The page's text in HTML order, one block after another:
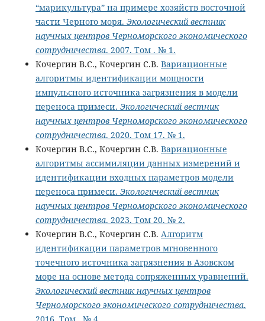
“марикультура” на примере хозяйств восточной
части Черного моря. Экологический вестник
научных центров Черноморского экономического
сотрудничества. 2007. Том . № 1.
Кочергин В.С., Кочергин С.В. Вариационные
алгоритмы идентификации мощности
импульсного источника загрязнения в модели
переноса примеси. Экологический вестник
научных центров Черноморского экономического
сотрудничества. 2020. Том 17. № 1.
Кочергин В.С., Кочергин С.В. Вариационные
алгоритмы ассимиляции данных измерений и
идентификации входных параметров модели
переноса примеси. Экологический вестник
научных центров Черноморского экономического
сотрудничества. 2023. Том 20. № 2.
Кочергин В.С., Кочергин С.В. Алгоритм
идентификации параметров мгновенного
точечного источника загрязнения в Азовском
море на основе метода сопряженных уравнений.
Экологический вестник научных центров
Черноморского экономического сотрудничества.